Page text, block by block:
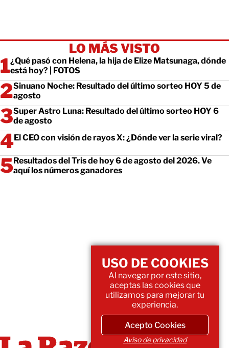
LO MÁS VISTO
¿Qué pasó con Helena, la hija de Elize Matsunaga, dónde
está hoy? | FOTOS
Sinuano Noche: Resultado del último sorteo HOY 5 de
agosto
Super Astro Luna: Resultado del último sorteo HOY 6
de agosto
El CEO con visión de rayos X: ¿Dónde ver la serie viral?
Resultados del Tris de hoy 6 de agosto del 2026. Ve
aquí los números ganadores
USO DE COOKIES
Al navegar por este sitio,
aceptas las cookies que
utilizamos para mejorar tu
experiencia.
Acepto Cookies
Aviso de privacidad